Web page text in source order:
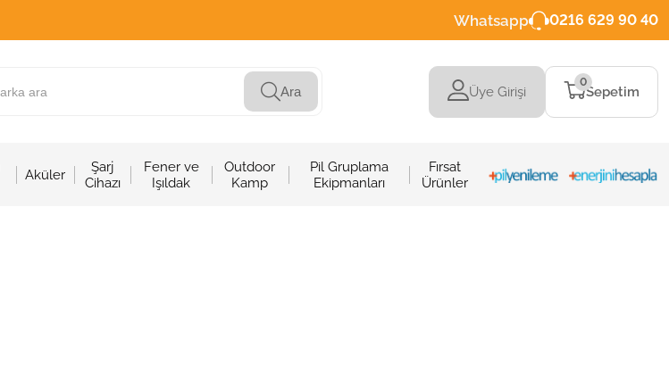
Whatsapp 0216 629 90 40
Ara Üye Girişi Sepetim
0
Aküler
Şarj
Cihazı
Fener ve
Işıldak
Outdoor
Kamp
Pil Gruplama
Ekipmanları
Fırsat
Ürünler